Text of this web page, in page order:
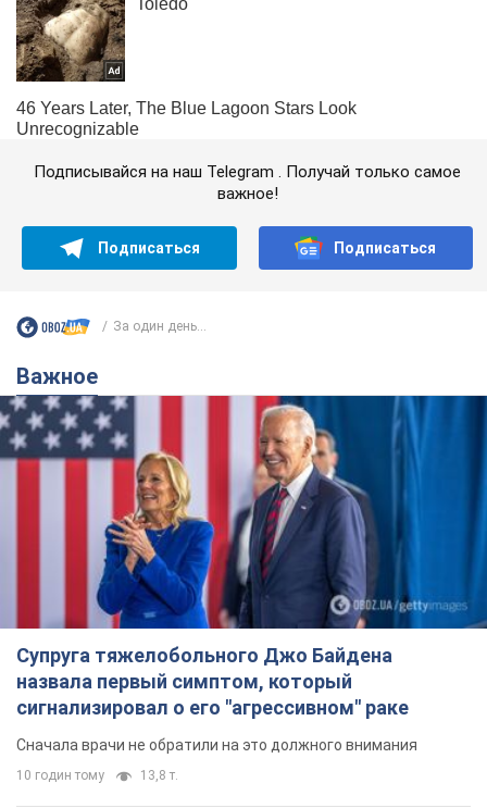
Подписывайся на наш Telegram . Получай только самое
важное!
Подписаться Подписаться
За один день...
Важное
Супруга тяжелобольного Джо Байдена
назвала первый симптом, который
сигнализировал о его "агрессивном" раке
Сначала врачи не обратили на это должного внимания
10 годин тому 13,8 т.